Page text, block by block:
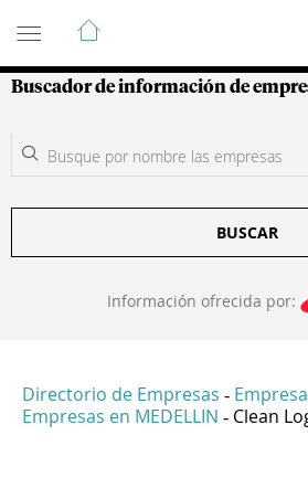
Guía de Empresas
Buscador de información de
BUSCAR
Información ofrecida por:
Directorio de Empresas -
Empresas en MEDELLIN - Clean